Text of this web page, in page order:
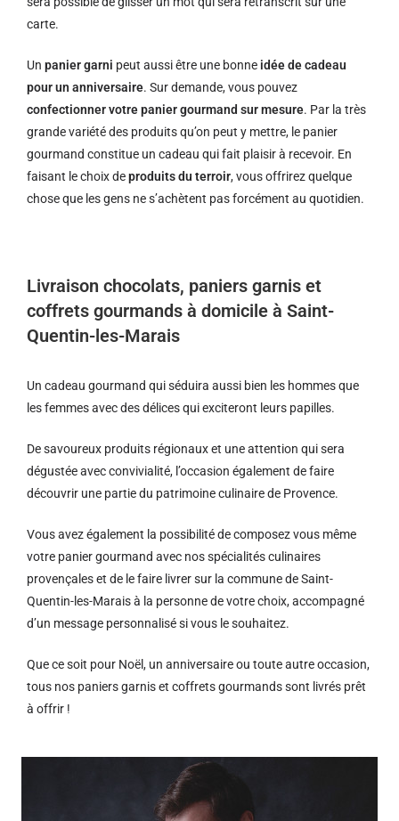
carte.
Un panier garni peut aussi être une bonne idée de cadeau
pour un anniversaire. Sur demande, vous pouvez
confectionner votre panier gourmand sur mesure. Par la très
grande variété des produits qu’on peut y mettre, le panier
gourmand constitue un cadeau qui fait plaisir à recevoir. En
faisant le choix deproduits du terroir, vous offrirez quelque
chose que les gens ne s’achètent pas forcément au quotidien.
Livraison chocolats, paniers garnis et
coffrets gourmands à domicile à Saint-
Quentin-les-Marais
Un cadeau gourmand qui séduira aussi bien les hommes que
les femmes avec des délices qui exciteront leurs papilles.
De savoureux produits régionaux et une attention qui sera
dégustée avec convivialité, l’occasion également de faire
découvrir une partie du patrimoine culinaire de Provence.
Vous avez également la possibilité de composez vous même
votre panier gourmand avec nos spécialités culinaires
provençales et de le faire livrer sur la commune de Saint-
Quentin-les-Marais à la personne de votre choix, accompagné
d’un message personnalisé si vous le souhaitez.
Que ce soit pour Noël, un anniversaire ou toute autre occasion,
tous nos paniers garnis et coffrets gourmands sont livrés prêt
à offrir !